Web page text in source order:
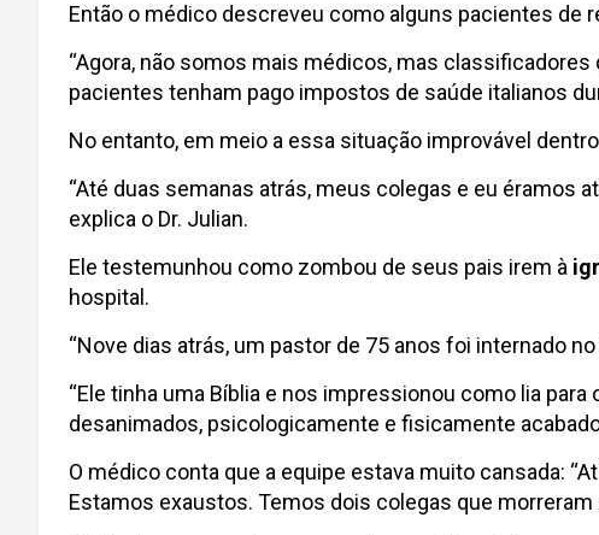
Então o médico descreveu como alguns pacientes de
“Agora, não somos mais médicos, mas
pacientes tenham pago impostos de saúde italianos
No entanto, em meio a essa situação improvável
“Até duas semanas atrás, meus colegas e eu éramos
explica o Dr. Julian.
Ele testemunhou como zombou de seus pais irem à
hospital.
“Nove dias atrás, um pastor de 75 anos foi internado
“Ele tinha uma Bíblia e nos impressionou como lia
desanimados, psicologicamente e fisicamente
O médico conta que a equipe estava muito cansada:
Estamos exaustos. Temos dois colegas que